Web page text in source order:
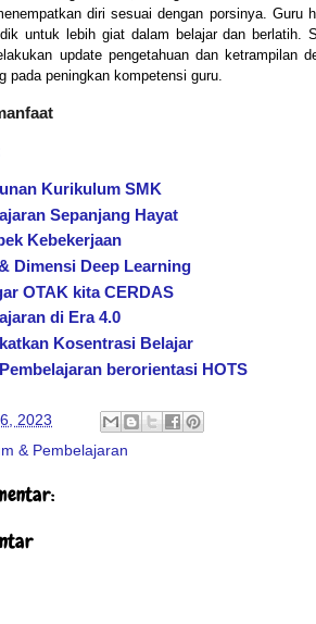
diri sesuai dengan porsinya. Guru
untuk lebih giat dalam belajar dan berlatih.
update pengetahuan dan ketrampilan
pada peningkan kompetensi guru.
Kurikulum SMK
Sepanjang Hayat
Kebekerjaan
Dimensi Deep Learning
OTAK kita CERDAS
di Era 4.0
Kosentrasi Belajar
berorientasi HOTS
2023
& Pembelajaran